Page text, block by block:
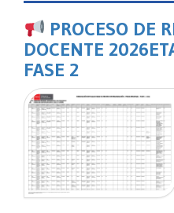
PROCESO DE
DOCENTE
FASE 2